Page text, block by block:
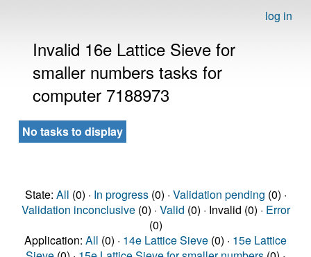
log in
Invalid 16e Lattice Sieve for
smaller numbers tasks for
computer 7188973
No tasks to display
State: All (0) · In progress(0) · Validation pending (0) ·
Validation inconclusive(0) · Valid (0) · Invalid (0) · Error
(0)
Application: All (0) · 14e Lattice Sieve (0) · 15e Lattice